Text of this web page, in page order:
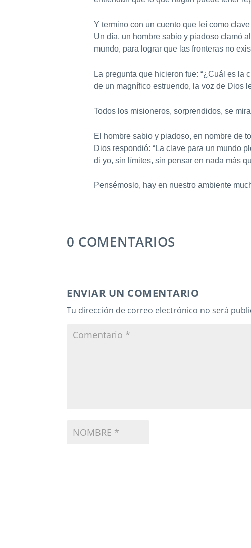
Y termino con un cuento que leí como
Un día, un hombre sabio y piadoso clamó
mundo, para lograr que las fronteras no
La pregunta que hicieron fue: “¿Cuál es la
de un magnífico estruendo, la voz de Dios
Todos los misioneros, sorprendidos, se
El hombre sabio y piadoso, en nombre de
Dios respondió: “La clave para un mundo
di yo, sin límites, sin pensar en nada más
Pensémoslo, hay en nuestro ambiente
0 COMENTARIOS
ENVIAR UN COMENTARIO
Tu dirección de correo electrónico no será